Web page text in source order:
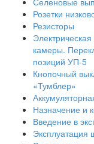
Розетки
Резисторы
камеры.
позиций УП-5
Кнопочный
«Тумблер»
Назначение и
Введение в
Эксплуатация